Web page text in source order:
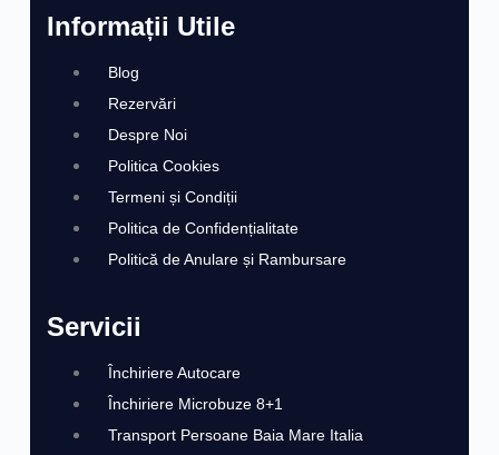
Informații Utile
Blog
Rezervări
Despre Noi
Politica Cookies
Termeni și Condiții
Politica de Confidențialitate
Politică de Anulare și Rambursare
Servicii
Închiriere Autocare
Închiriere Microbuze 8+1
Transport Persoane Baia Mare Italia​​